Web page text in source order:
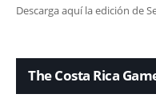
Descarga aquí la edición de
The Costa Rica